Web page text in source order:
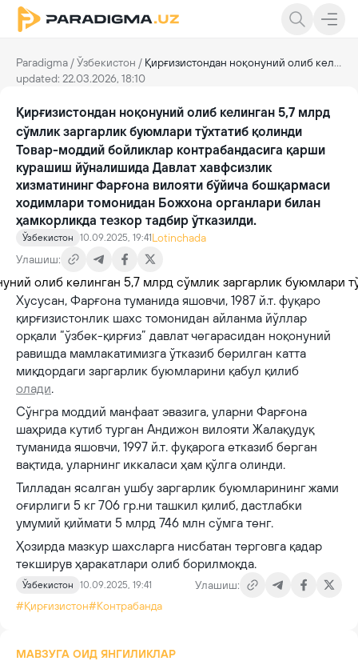
Paradigma /Ўзбекистон / Қирғизистондан ноқонуний олиб келинган 5,7 млрд сўмлик заргарлик буюмлари тўхтатиб қолинди
updated: 22.03.2026, 18:10
Қирғизистондан ноқонуний олиб келинган 5,7 млрд
сўмлик заргарлик буюмлари тўхтатиб қолинди
Товар-моддий бойликлар контрабандасига қарши
курашиш йўналишида Давлат хавфсизлик
хизматининг Фарғона вилояти бўйича бошқармаси
ходимлари томонидан Божхона органлари билан
ҳамкорликда тезкор тадбир ўтказилди.
Ўзбекистон 10.09.2025, 19:41 Lotinchada
Улашиш:
Хусусан, Фарғона туманида яшовчи, 1987 й.т. фуқаро
қирғизистонлик шахс томонидан айланма йўллар
орқали “ўзбек-қирғиз” давлат чегарасидан ноқонуний
равишда мамлакатимизга ўтказиб берилган катта
миқдордаги заргарлик буюмларини қабул қилиб
олади.
Сўнгра моддий манфаат эвазига, уларни Фарғона
шаҳрида кутиб турган Андижон вилояти Жалақудуқ
туманида яшовчи, 1997 й.т. фуқарога етказиб берган
вақтида, уларнинг иккаласи ҳам қўлга олинди.
Тилладан ясалган ушбу заргарлик буюмларининг жами
оғирлиги 5 кг 706 гр.ни ташкил қилиб, дастлабки
умумий қиймати 5 млрд 746 млн сўмга тенг.
Ҳозирда мазкур шахсларга нисбатан терговга қадар
текширув ҳаракатлари олиб борилмоқда.
Ўзбекистон 10.09.2025, 19:41
Улашиш:
#Қирғизистон#Контрабанда
МАВЗУГА ОИД ЯНГИЛИКЛАР